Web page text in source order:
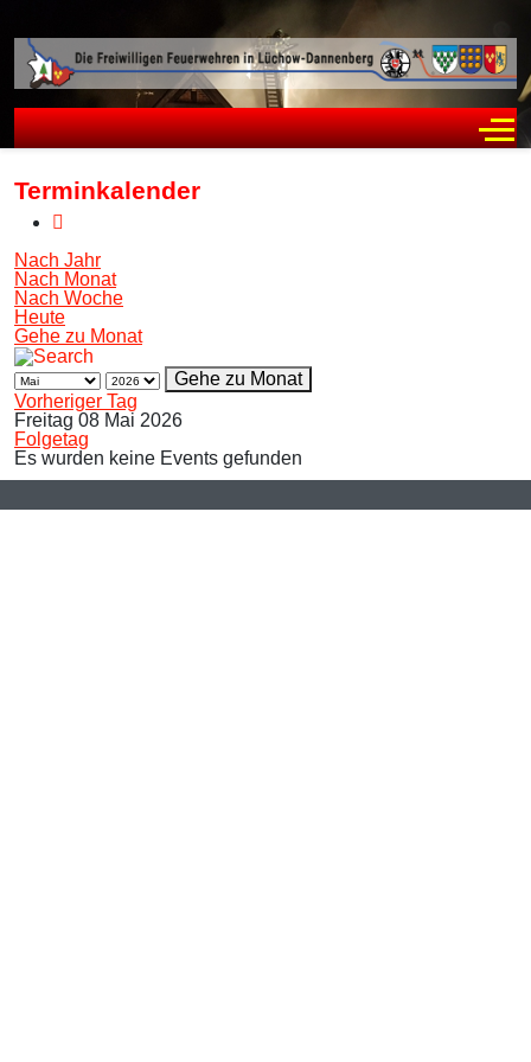
Terminkalender
Nach Jahr
Nach Monat
Nach Woche
Heute
Gehe zu Monat
Gehe zu Monat
Vorheriger Tag
Freitag 08 Mai 2026
Folgetag
Es wurden keine Events gefunden